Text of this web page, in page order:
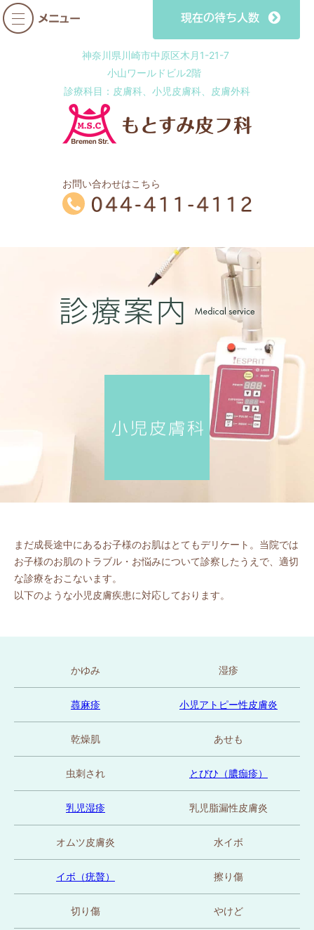
神奈川県川崎市中原区木月1-21-7
小山ワールドビル2階
診療科目：皮膚科、小児皮膚科、皮膚外科
お問い合わせはこちら
まだ成長途中にあるお子様のお肌はとてもデリケート。当院では
お子様のお肌のトラブル・お悩みについて診察したうえで、適切
な診療をおこないます。
以下のような小児皮膚疾患に対応しております。
かゆみ 湿疹
蕁麻疹 小児アトピー性皮膚炎
乾燥肌 あせも
虫刺され とびひ（膿痂疹）
乳児湿疹 乳児脂漏性皮膚炎
オムツ皮膚炎 水イボ
イボ（疣贅） 擦り傷
切り傷 やけど